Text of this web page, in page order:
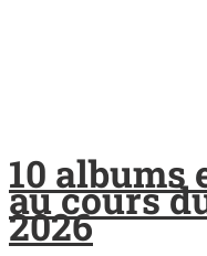
10 albums
au cours
2026